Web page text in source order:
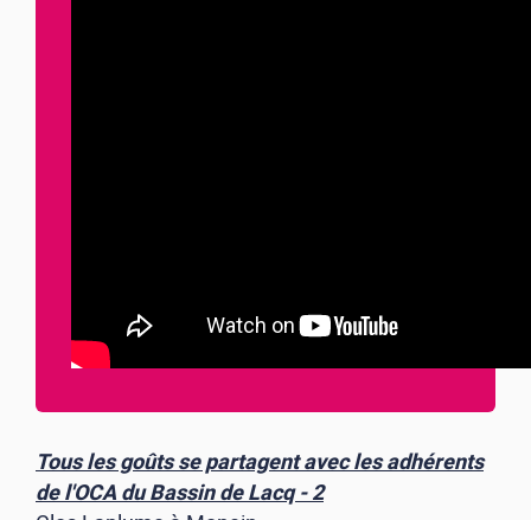
Tous les goûts se partagent avec les adhérents
de l'OCA du Bassin de Lacq - 2